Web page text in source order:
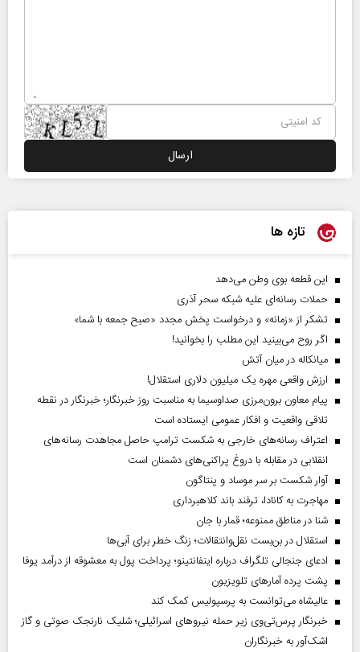
تازه ها
این قطعه بوی وطن می‌دهد
حملات رسانه‌ای علیه شبکه سحر آذری
تشکر از «زمانه» و درخواست پخش مجدد «صبح جمعه با شما»
اگر روح می‌بینید این مطلب را بخوانید!
میانکاله در میان آتش
ارزش واقعی مهره یک میلیون دلاری استقلال!
پیام معاون برون‌مرزی صداوسیما به مناسبت روز خبرنگار؛ خبرنگار در نقطه
تلاقی واقعیت و افکار عمومی ایستاده است
اعتراف رسانه‌های خارجی به شکست ترامپ حاصل مجاهدت رسانه‌های
انقلابی در مقابله با دروغ پراکنی‌های دشمنان است
آوار شکست بر سر موساد و پنتاگون
مهاجرت به کانادا، ترفند باند کلاهبرداری
شنا در مناطق ممنوعه؛ قمار با جان
استقلال در بن‌بست نقل‌وانتقالات؛ زنگ خطر برای آبی‌ها
ادعای جنجالی تلگراف درباره اینفانتینو؛ پرداخت پول به معشوقه از درآمد یوفا
پشت پرده آمارهای تلویزیون
عالیشاه می‌توانست به پرسپولیس کمک کند
خبرنگار پرس‌تی‌وی زیر حمله نیروهای اسرائیلی؛ شلیک نارنجک صوتی و گاز
اشک‌آور به خبرنگاران